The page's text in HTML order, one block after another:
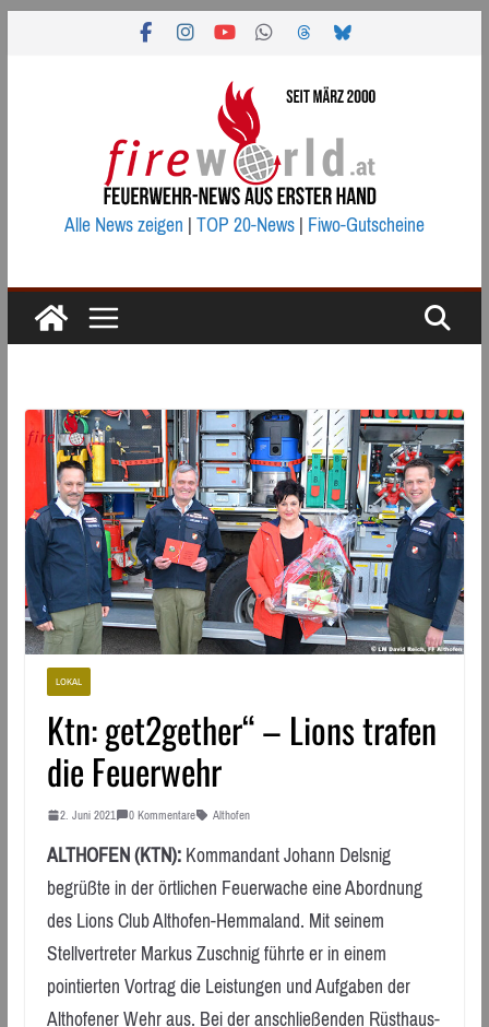
Alle News zeigen|TOP 20-News|Fiwo-Gutscheine
LOKAL
Ktn: get2gether“ – Lions trafen
die Feuerwehr
2. Juni 2021 0 Kommentare Althofen
ALTHOFEN (KTN):Kommandant Johann Delsnig
begrüßte in der örtlichen Feuerwache eine Abordnung
des Lions Club Althofen-Hemmaland. Mit seinem
Stellvertreter Markus Zuschnig führte er in einem
pointierten Vortrag die Leistungen und Aufgaben der
Althofener Wehr aus. Bei der anschließenden Rüsthaus-